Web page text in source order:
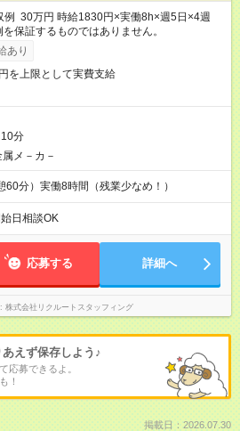
30万円 時給1830円×実働8h×週5日×4週
保証するものではありません。
あり
を上限として実費支給
分
メ－カ－
分）実働8時間（残業少なめ！）
日相談OK
応募する 詳細へ
株式会社リクルートスタッフィング
あえず保存しよう♪
応募できるよ。
！
掲載日：2026.07.30